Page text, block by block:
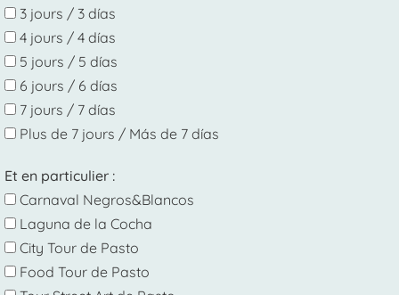
3 jours / 3 días
4 jours / 4 días
5 jours / 5 días
6 jours / 6 días
7 jours / 7 días
Plus de 7 jours / Más de 7 días
Et en particulier :
Carnaval Negros&Blancos
Laguna de la Cocha
City Tour de Pasto
Food Tour de Pasto